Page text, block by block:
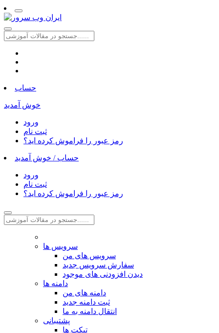
حساب
خوش آمدید
ورود
ثبت نام
رمز عبور را فراموش کرده اید؟
حساب / خوش آمدید
ورود
ثبت نام
رمز عبور را فراموش کرده اید؟
سرویس ها
سرویس های من
سفارش سرویس جدید
دیدن افزودنی های موجود
دامنه ها
دامنه های من
ثبت دامنه جدید
انتقال دامنه به ما
پشتیبانی
تیکت ها